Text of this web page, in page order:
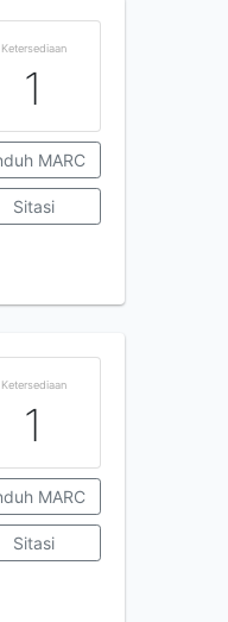
Ketersediaan
1
MARC
Sitasi
Ketersediaan
1
MARC
Sitasi